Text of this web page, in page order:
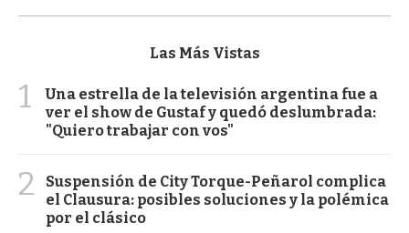
Las Más Vistas
1
Una estrella de la televisión argentina fue a
ver el show de Gustaf y quedó deslumbrada:
"Quiero trabajar con vos"
2
Suspensión de City Torque-Peñarol complica
el Clausura: posibles soluciones y la polémica
por el clásico